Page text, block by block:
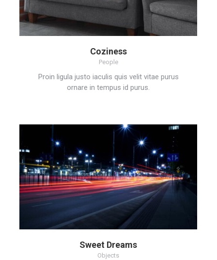
Coziness
People
Proin ligula justo iaculis quis velit vitae purus
ornare in tempus id purus.
Sweet Dreams
Objects